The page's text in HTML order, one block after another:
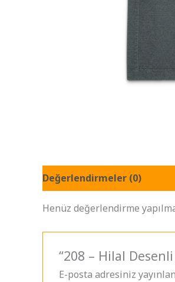
Değerlendirmeler (0)
Henüz değerlendirme
“208 – Hilal
E-posta adresiniz